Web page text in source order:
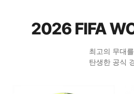
2026 FIFA
최고의 무대
탄생한 공식